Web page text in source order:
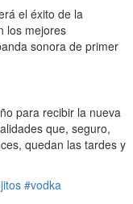
el éxito de la
los mejores
sonora de primer
para recibir la nueva
que, seguro,
quedan las tardes y
#vodka